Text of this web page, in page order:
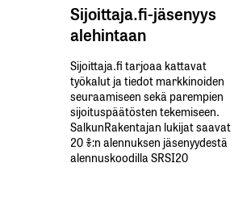
Sijoittaja.fi-jäsenyys
alehintaan
Sijoittaja.fi tarjoaa kattavat
työkalut ja tiedot markkinoiden
seuraamiseen sekä parempien
sijoituspäätösten tekemiseen.
SalkunRakentajan lukijat saavat
20 %:n alennuksen jäsenyydestä
alennuskoodilla SRSI20